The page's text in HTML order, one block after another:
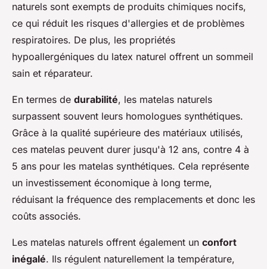
naturels sont exempts de produits chimiques nocifs,
ce qui réduit les risques d'allergies et de problèmes
respiratoires. De plus, les propriétés
hypoallergéniques du latex naturel offrent un sommeil
sain et réparateur.
En termes de durabilité, les matelas naturels
surpassent souvent leurs homologues synthétiques.
Grâce à la qualité supérieure des matériaux utilisés,
ces matelas peuvent durer jusqu'à 12 ans, contre 4 à
5 ans pour les matelas synthétiques. Cela représente
un investissement économique à long terme,
réduisant la fréquence des remplacements et donc les
coûts associés.
Les matelas naturels offrent également un confort
inégalé. Ils régulent naturellement la température,